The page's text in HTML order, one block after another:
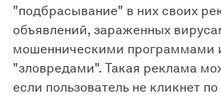
"подбрасывание" в них своих
объявлений, зараженных
мошенническими программами
"зловредами". Такая реклама
если пользователь не кликнет